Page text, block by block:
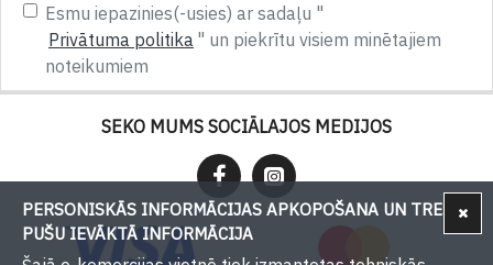
Esmu iepazinies(-usies) ar sadaļu "
Privātuma politika " un piekrītu visiem minētajiem
noteikumiem
SEKO MUMS SOCIĀLAJOS MEDIJOS
PERSONISKĀS INFORMĀCIJAS APKOPOŠANA UN TREŠU
PUŠU IEVĀKTĀ INFORMĀCIJA